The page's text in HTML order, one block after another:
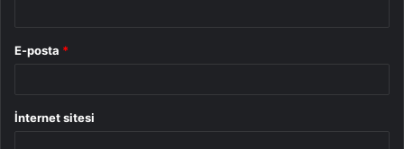
E-posta *
İnternet sitesi